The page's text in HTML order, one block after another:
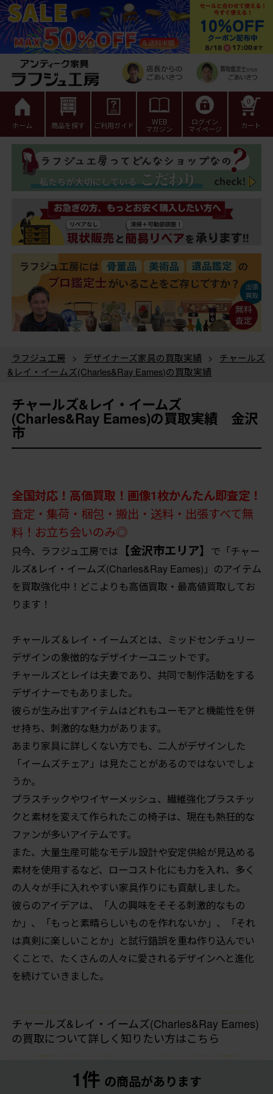
ホーム 商品を探す ご利用ガイド WEB
マガジン
ログイン
マイページ カート
0
ラフジュ工房 > デザイナーズ家具の買取実績 >
チャールズ
&レイ・イームズ(Charles&Ray Eames)の買取実績
チャールズ&レイ・イームズ
(Charles&Ray Eames)の買取実績 金沢
市
全国対応！高価買取！画像1枚かんたん即査定！
査定・集荷・梱包・搬出・送料・出張すべて無
料！お立ち会いのみ◎
只今、ラフジュ工房では 【金沢市エリア】 で「チャー
ルズ&レイ・イームズ(Charles&Ray Eames)」のアイテム
を買取強化中！どこよりも高価買取・最高値買取してお
ります！
チャールズ＆レイ・イームズとは、ミッドセンチュリー
デザインの象徴的なデザイナーユニットです。
チャールズとレイは夫妻であり、共同で制作活動をする
デザイナーでもありました。
彼らが生み出すアイテムはどれもユーモアと機能性を併
せ持ち、刺激的な魅力があります。
あまり家具に詳しくない方でも、二人がデザインした
「イームズチェア」は見たことがあるのではないでしょ
うか。
プラスチックやワイヤーメッシュ、繊維強化プラスチッ
クと素材を変えて作られたこの椅子は、現在も熱狂的な
ファンが多いアイテムです。
また、大量生産可能なモデル設計や安定供給が見込める
素材を使用するなど、ローコスト化にも力を入れ、多く
の人々が手に入れやすい家具作りにも貢献しました。
彼らのアイデアは、「人の興味をそそる刺激的なもの
か」、「もっと素晴らしいものを作れないか」、「それ
は真剣に楽しいことか」と試行錯誤を重ね作り込んでい
くことで、たくさんの人々に愛されるデザインへと進化
を続けていきました。
チャールズ&レイ・イームズ(Charles&Ray Eames)
の買取について詳しく知りたい方はこちら
1件 の商品があります